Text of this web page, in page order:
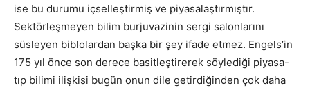
ise bu durumu içselleştirmiş ve piyasalaştırmıştır.
Sektörleşmeyen bilim burjuvazinin sergi salonlarını
süsleyen biblolardan başka bir şey ifade etmez. Engels’in
175 yıl önce son derece basitleştirerek söylediği piyasa-
tıp bilimi ilişkisi bugün onun dile getirdiğinden çok daha